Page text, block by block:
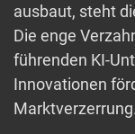
ausbaut, steht
Die enge
führenden KI-
Innovationen
Marktverzerrung.